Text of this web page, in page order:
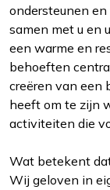
ondersteunen
samen met u en
een warme en
behoeften
creëren van een
heeft om te zijn
activiteiten die
Wat betekent
Wij geloven in